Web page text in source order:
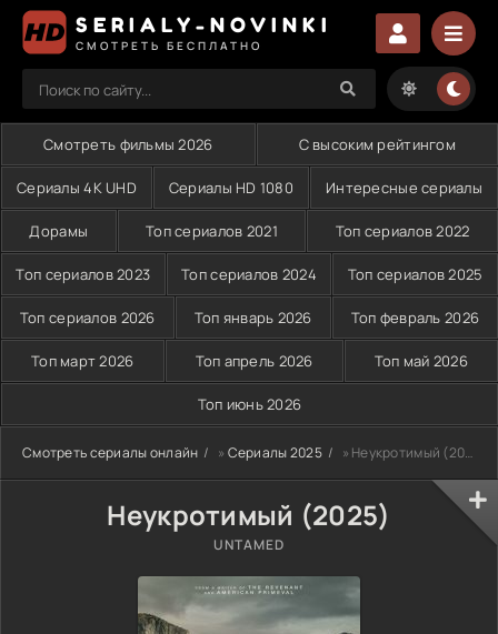
SERIALY-NOVINKI
СМОТРЕТЬ БЕСПЛАТНО
Смотреть фильмы 2026 С высоким рейтингом
Сериалы 4K UHD Сериалы HD 1080 Интересные сериалы
Дорамы Топ сериалов 2021 Топ сериалов 2022
Топ сериалов 2023 Топ сериалов 2024 Топ сериалов 2025
Топ сериалов 2026 Топ январь 2026 Топ февраль 2026
Топ март 2026 Топ апрель 2026 Топ май 2026
Топ июнь 2026
Смотреть сериалы онлайн » Сериалы 2025 » Неукротимый (2025)
Неукротимый (2025)
UNTAMED